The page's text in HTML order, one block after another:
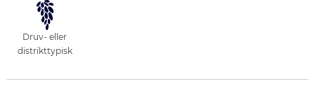
Druv- eller
distrikttypisk